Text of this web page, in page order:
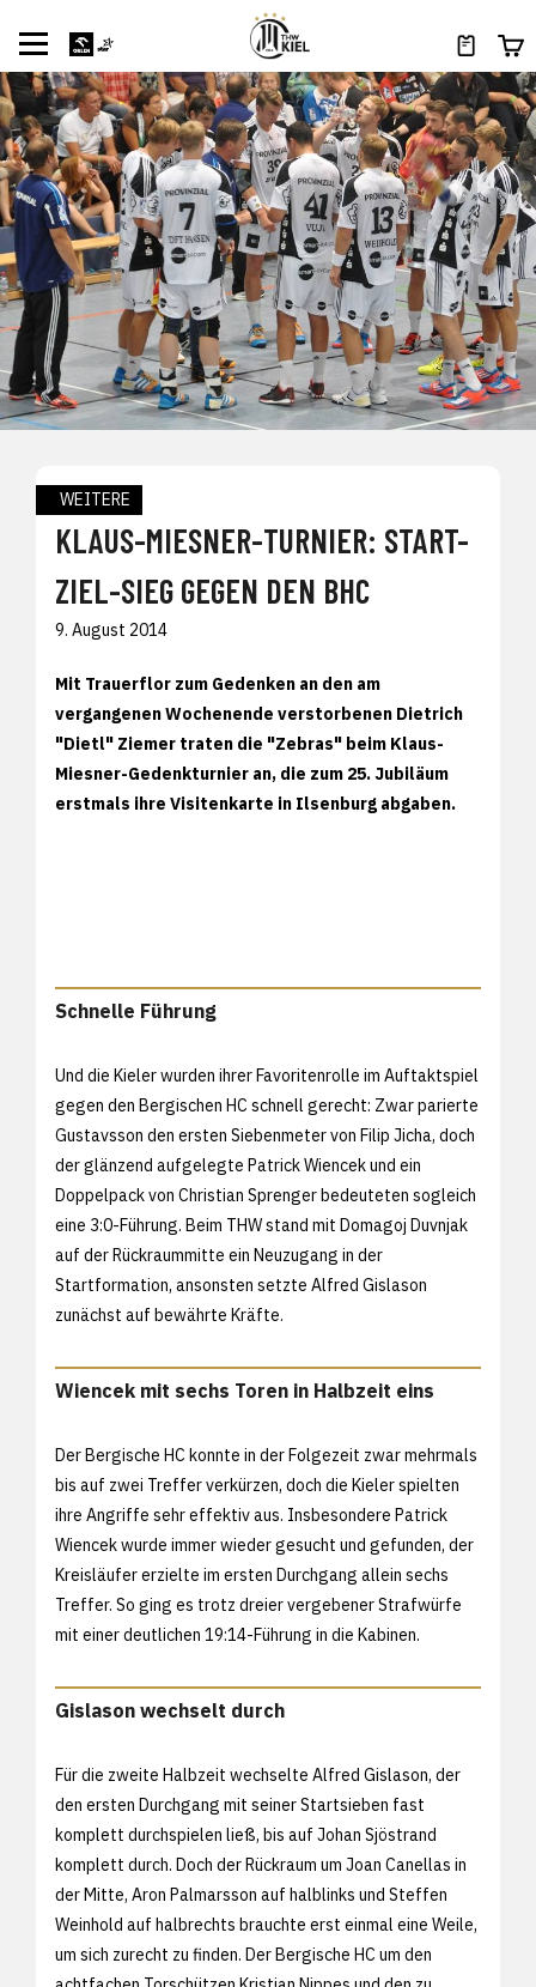
WEITERE
KLAUS-MIESNER-TURNIER: START-
ZIEL-SIEG GEGEN DEN BHC
9. August 2014
Mit Trauerflor zum Gedenken an den am
vergangenen Wochenende verstorbenen Dietrich
"Dietl" Ziemer traten die "Zebras" beim Klaus-
Miesner-Gedenkturnier an, die zum 25. Jubiläum
erstmals ihre Visitenkarte in Ilsenburg abgaben.
Schnelle Führung
Und die Kieler wurden ihrer Favoritenrolle im Auftaktspiel
gegen den Bergischen HC schnell gerecht: Zwar parierte
Gustavsson den ersten Siebenmeter von Filip Jicha, doch
der glänzend aufgelegte Patrick Wiencek und ein
Doppelpack von Christian Sprenger bedeuteten sogleich
eine 3:0-Führung. Beim THW stand mit Domagoj Duvnjak
auf der Rückraummitte ein Neuzugang in der
Startformation, ansonsten setzte Alfred Gislason
zunächst auf bewährte Kräfte.
Wiencek mit sechs Toren in Halbzeit eins
Der Bergische HC konnte in der Folgezeit zwar mehrmals
bis auf zwei Treffer verkürzen, doch die Kieler spielten
ihre Angriffe sehr effektiv aus. Insbesondere Patrick
Wiencek wurde immer wieder gesucht und gefunden, der
Kreisläufer erzielte im ersten Durchgang allein sechs
Treffer. So ging es trotz dreier vergebener Strafwürfe
mit einer deutlichen 19:14-Führung in die Kabinen.
Gislason wechselt durch
Für die zweite Halbzeit wechselte Alfred Gislason, der
den ersten Durchgang mit seiner Startsieben fast
komplett durchspielen ließ, bis auf Johan Sjöstrand
komplett durch. Doch der Rückraum um Joan Canellas in
der Mitte, Aron Palmarsson auf halblinks und Steffen
Weinhold auf halbrechts brauchte erst einmal eine Weile,
um sich zurecht zu finden. Der Bergische HC um den